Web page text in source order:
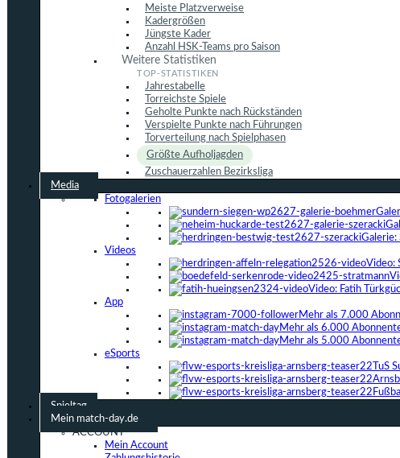
Meiste Platzverweise
Kadergrößen
Jüngste Kader
Anzahl HSK-Teams pro Saison
Weitere Statistiken
Jahrestabelle
Torreichste Spiele
Geholte Punkte nach Rückständen
Verspielte Punkte nach Führungen
Torverteilung nach Spielphasen
Größte Aufholjagden
Zuschauerzahlen Bezirksliga
Media
Fotogalerien
Galerie:
Videos
Video:
Video: Fatih
App
Mehr als 7.000
Mehr als 6.000
Mehr als 5.000
eSports
TuS
Spieltag
Mein match-day.de
ACCOUNT
Mein Account